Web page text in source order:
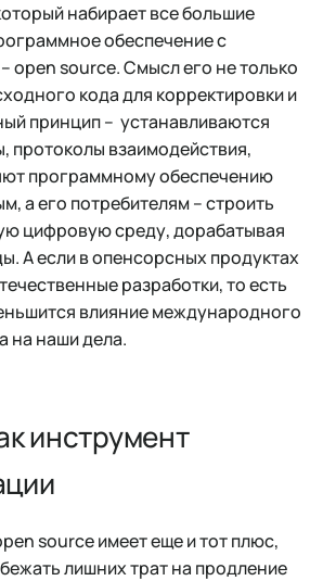
набирает все большие
обеспечение с
open source. Смысл его не только
кода для корректировки и
принцип – устанавливаются
протоколы взаимодействия,
программному обеспечению
а его потребителям – строить
цифровую среду, дорабатывая
А если в опенсорсных продуктах
разработки, то есть
влияние международного
на наши дела.
инструмент
source имеет еще и тот плюс,
лишних трат на продление